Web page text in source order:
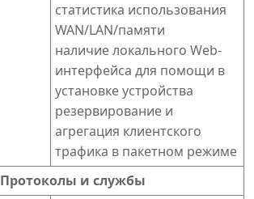
статистика использования
WAN/LAN/памяти
наличие локального Web-
интерфейса для помощи в
установке устройства
резервирование и
агрегация клиентского
трафика в пакетном режиме
Протоколы и службы